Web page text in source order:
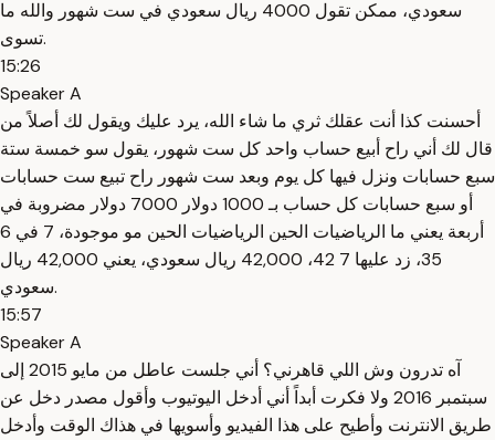
سعودي، ممكن تقول 4000 ريال سعودي في ست شهور والله ما
تسوى.
15:26
Speaker A
أحسنت كذا أنت عقلك ثري ما شاء الله، يرد عليك ويقول لك أصلاً من
قال لك أني راح أبيع حساب واحد كل ست شهور، يقول سو خمسة ستة
سبع حسابات ونزل فيها كل يوم وبعد ست شهور راح تبيع ست حسابات
أو سبع حسابات كل حساب بـ 1000 دولار 7000 دولار مضروبة في
أربعة يعني ما الرياضيات الحين الرياضيات الحين مو موجودة، 7 في 6
35، زد عليها 7 42، 42,000 ريال سعودي، يعني 42,000 ريال
سعودي.
15:57
Speaker A
آه تدرون وش اللي قاهرني؟ أني جلست عاطل من مايو 2015 إلى
سبتمبر 2016 ولا فكرت أبداً أني أدخل اليوتيوب وأقول مصدر دخل عن
طريق الانترنت وأطيح على هذا الفيديو وأسويها في هذاك الوقت وأدخل